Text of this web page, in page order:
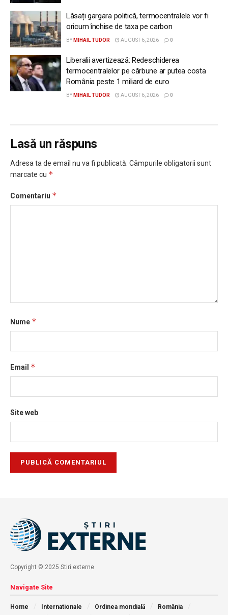
Lăsați gargara politică, termocentralele vor fi
oricum închise de taxa pe carbon
BY MIHAIL TUDOR AUGUST 6, 2026 0
Liberalii avertizează: Redeschiderea
termocentralelor pe cărbune ar putea costa
România peste 1 miliard de euro
BY MIHAIL TUDOR AUGUST 6, 2026 0
Lasă un răspuns
Adresa ta de email nu va fi publicată. Câmpurile obligatorii sunt
marcate cu *
Comentariu *
Nume *
Email *
Site web
Copyright © 2025 Stiri externe
Navigate Site
Home Internationale Ordinea mondială
România